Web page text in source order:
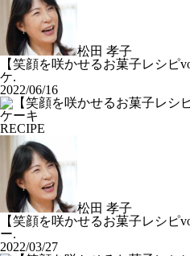
松田 孝子
【笑顔を咲かせるお菓子レシピ
ケ.
2022/06/16
RECIPE
松田 孝子
【笑顔を咲かせるお菓子レシピ
ー.
2022/03/27